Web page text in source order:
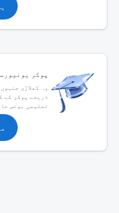
پوکر
وہ کھلاڑی
ذریعے پوکر کے
تعلیمی بونس